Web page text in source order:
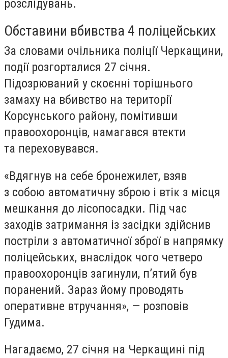
розслідувань.
Обставини вбивства 4 поліцейських
За словами очільника поліції Черкащини,
події розгорталися 27 січня.
Підозрюваний у скоєнні торішнього
замаху на вбивство на території
Корсунського району, помітивши
правоохоронців, намагався втекти
та переховувався.
«Вдягнув на себе бронежилет, взяв
з собою автоматичну зброю і втік з місця
мешкання до лісопосадки. Під час
заходів затримання із засідки здійснив
постріли з автоматичної зброї в напрямку
поліцейських, внаслідок чого четверо
правоохоронців загинули, п’ятий був
поранений. Зараз йому проводять
оперативне втручання», — розповів
Гудима.
Нагадаємо, 27 січня на Черкащині під